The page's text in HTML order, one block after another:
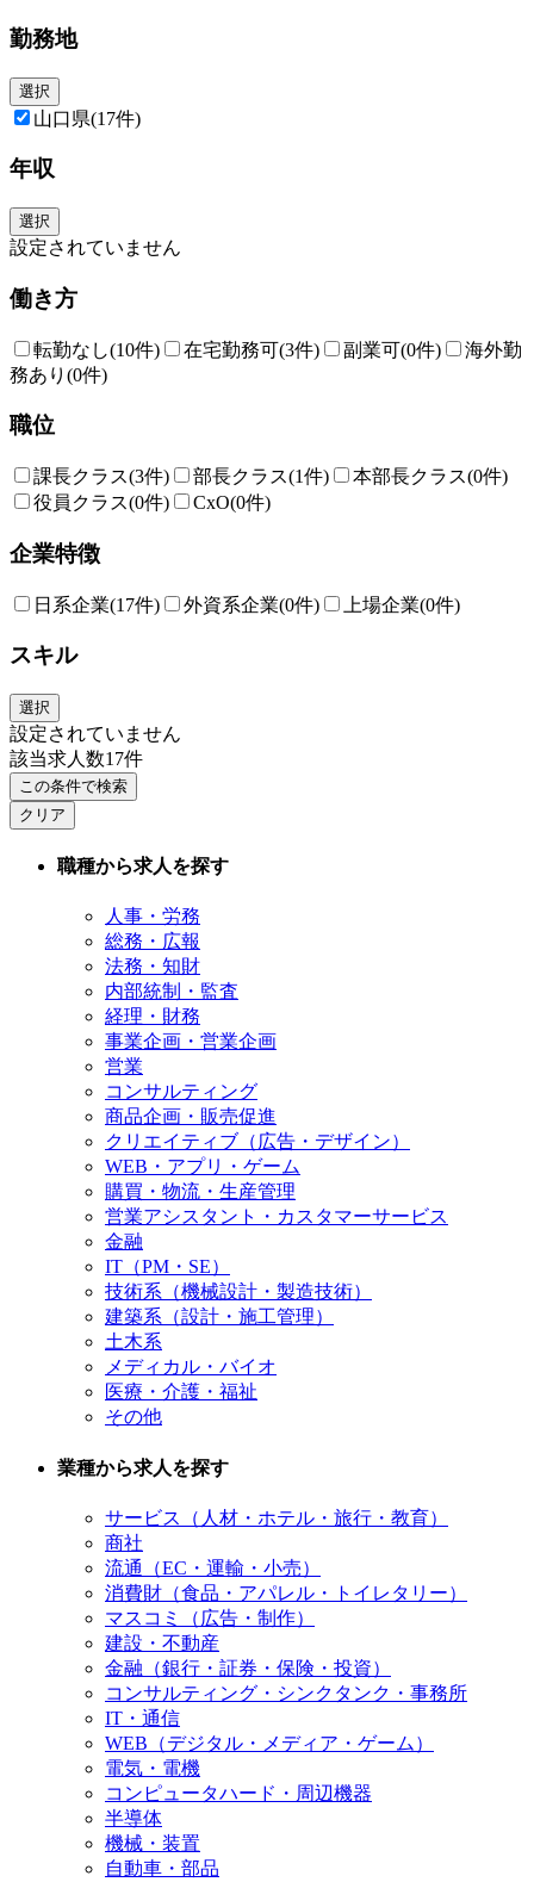
勤務地
選択
山口県(17件)
年収
選択
設定されていません
働き方
転勤なし(10件) 在宅勤務可(3件) 副業可(0件)
海外勤
務あり (0件)
職位
課長クラス(3件) 部長クラス(1件) 本部長クラス(0件)
役員クラス(0件) CxO(0件)
企業特徴
日系企業(17件) 外資系企業(0件) 上場企業(0件)
スキル
選択
設定されていません
該当求人数17件
この条件で検索
クリア
職種から求人を探す
人事・労務
総務・広報
法務・知財
内部統制・監査
経理・財務
事業企画・営業企画
営業
コンサルティング
商品企画・販売促進
クリエイティブ（広告・デザイン）
WEB・アプリ・ゲーム
購買・物流・生産管理
営業アシスタント・カスタマーサービス
金融
IT（PM・SE）
技術系（機械設計・製造技術）
建築系（設計・施工管理）
土木系
メディカル・バイオ
医療・介護・福祉
その他
業種から求人を探す
サービス（人材・ホテル・旅行・教育）
商社
流通（EC・運輸・小売）
消費財（食品・アパレル・トイレタリー）
マスコミ（広告・制作）
建設・不動産
金融（銀行・証券・保険・投資）
コンサルティング・シンクタンク・事務所
IT・通信
WEB（デジタル・メディア・ゲーム）
電気・電機
コンピュータハード・周辺機器
半導体
機械・装置
自動車・部品